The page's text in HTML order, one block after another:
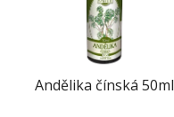
Andělika čínská 50ml